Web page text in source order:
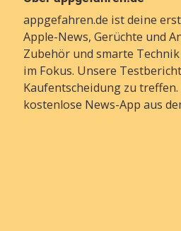
appgefahren.de ist deine
Apple-News, Gerüchte und
Zubehör und smarte
im Fokus. Unsere
Kaufentscheidung zu
kostenlose News-App aus